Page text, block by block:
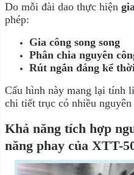
Do mỗi đài dao thực hiện
phép:
Gia công song song
Phân chia nguyên
Rút ngắn đáng kể
Cấu hình này mang lại tính
chi tiết trục có nhiều nguyên
Khả năng tích hợp
năng phay của XTT-